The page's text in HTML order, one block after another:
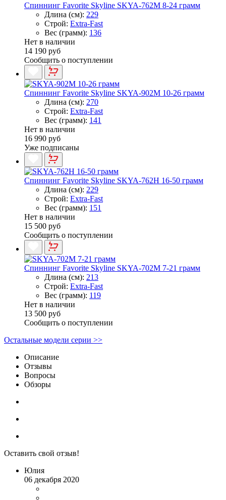
Спиннинг Favorite Skyline SKYA-762M 8-24 грамм
Длина (см): 229
Строй: Extra-Fast
Вес (грамм): 136
Нет в наличии
14 190 руб
Сообщить о поступлении
Спиннинг Favorite Skyline SKYA-902M 10-26 грамм
Длина (см): 270
Строй: Extra-Fast
Вес (грамм): 141
Нет в наличии
16 990 руб
Уже подписаны
Спиннинг Favorite Skyline SKYA-762H 16-50 грамм
Длина (см): 229
Строй: Extra-Fast
Вес (грамм): 151
Нет в наличии
15 500 руб
Сообщить о поступлении
Спиннинг Favorite Skyline SKYA-702M 7-21 грамм
Длина (см): 213
Строй: Extra-Fast
Вес (грамм): 119
Нет в наличии
13 500 руб
Сообщить о поступлении
Остальные модели серии >>
Описание
Отзывы
Вопросы
Обзоры
Оставить свой отзыв!
Юлия
06 декабря 2020